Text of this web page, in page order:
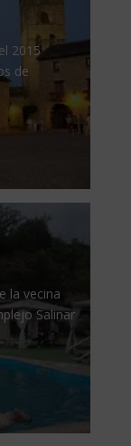
2015
de
la vecina
Salinar